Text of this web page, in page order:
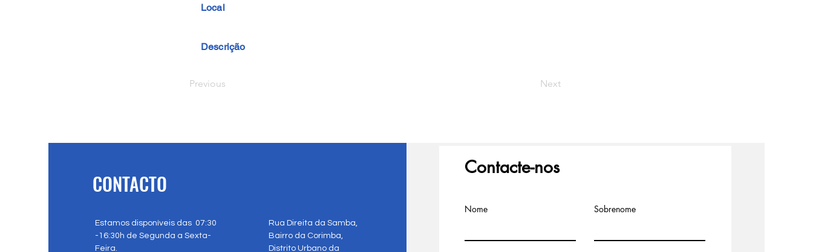
Local
Descrição
Previous Next
CONTACTO
Estamos disponíveis das 07:30
-16:30h de Segunda a Sexta-
Feira.
Rua Direita da Samba,
Bairro da Corimba,
Distrito Urbano da
Contacte-nos
Nome Sobrenome